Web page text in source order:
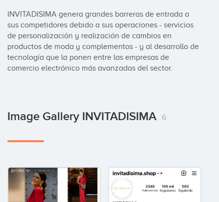
INVITADISIMA genera grandes barreras de entrada a
sus competidores debido a sus operaciones - servicios
de personalización y realización de cambios en
productos de moda y complementos - y al desarrollo de
tecnología que la ponen entre las empresas de
comercio electrónico más avanzadas del sector.
Image Gallery INVITADISIMA 6